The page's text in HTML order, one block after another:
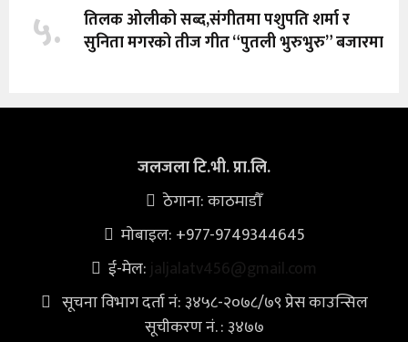
५.
तिलक ओलीको सब्द,संगीतमा पशुपति शर्मा र
सुनिता मगरको तीज गीत “पुतली भुरुभुरु” बजारमा
जलजला टि.भी. प्रा.लि.
ठेगाना: काठमाडौँ
मोबाइल: +977-9749344645
ई-मेल: jaljalatv456@gmail.com
सूचना विभाग दर्ता नं: ३४५८-२०७८/७९ प्रेस काउन्सिल
सूचीकरण नं. : ३४७७